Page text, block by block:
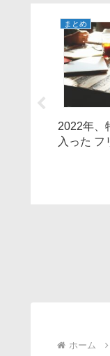
まとめ
2022年、
入った フ
ホーム